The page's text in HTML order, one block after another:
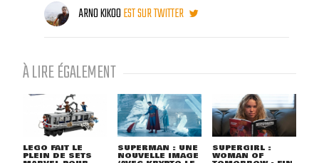
ARNO KIKOOEST SUR TWITTER
À LIRE ÉGALEMENT
LEGO FAIT LE
PLEIN DE SETS
SUPERMAN : UNE
NOUVELLE IMAGE
SUPERGIRL :
WOMAN OF